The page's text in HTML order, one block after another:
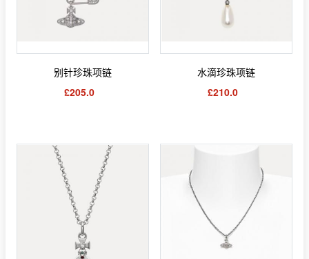
别针珍珠项链
£205.0
水滴珍珠项链
£210.0